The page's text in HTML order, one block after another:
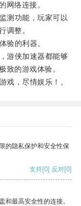
网络连接。
功能，玩家可以
调整。
的利器。
游侠加速器都能够
致的游戏体验。
，尽情娱乐！。
的隐私保护和安全性保
支持[0] 反对[0]
和最高安全性的连接。